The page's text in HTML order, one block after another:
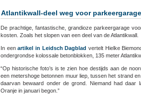
Atlantikwall-deel weg voor parkeergarage
De prachtige, fantastische, grandioze parkeergarage
kosten. Zoals het slopen van een deel van de Atlantikwall.
In eenartikel in Leidsch Dagblad vertelt Hielke
ondergrondse kolossale betonblokken, 135 meter
“Op historische foto’s is te zien hoe destijds aan de
een metershoge betonnen muur liep, tussen het strand
daarvan bewaard onder de grond. Niemand had
Oranje in januari begon.”